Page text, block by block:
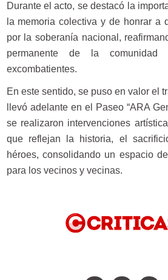
Durante el acto, se destacó la
la memoria colectiva y de honrar a
por la soberanía nacional,
permanente de la comunidad
excombatientes.
En este sentido, se puso en valor el
llevó adelante en el Paseo “ARA
se realizaron intervenciones
que reflejan la historia, el
héroes, consolidando un espacio
para los vecinos y vecinas.